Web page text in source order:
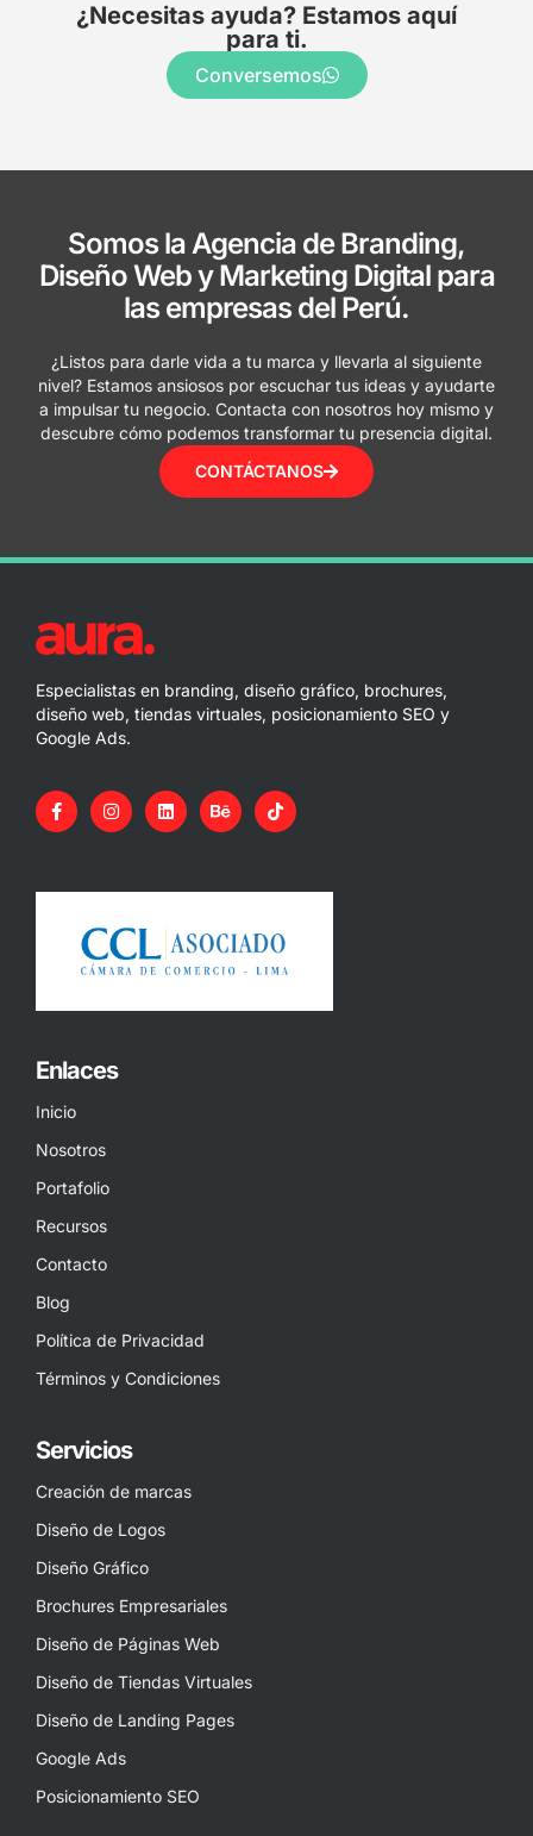
¿Necesitas ayuda? Estamos aquí
para ti.
Conversemos
Somos la Agencia de Branding,
Diseño Web y Marketing Digital para
las empresas del Perú.
¿Listos para darle vida a tu marca y llevarla al siguiente
nivel? Estamos ansiosos por escuchar tus ideas y ayudarte
a impulsar tu negocio. Contacta con nosotros hoy mismo y
descubre cómo podemos transformar tu presencia digital.
CONTÁCTANOS
Especialistas en branding, diseño gráfico, brochures,
diseño web, tiendas virtuales, posicionamiento SEO y
Google Ads.
Enlaces
Inicio
Nosotros
Portafolio
Recursos
Contacto
Blog
Política de Privacidad
Términos y Condiciones
Servicios
Creación de marcas
Diseño de Logos
Diseño Gráfico
Brochures Empresariales
Diseño de Páginas Web
Diseño de Tiendas Virtuales
Diseño de Landing Pages
Google Ads
Posicionamiento SEO